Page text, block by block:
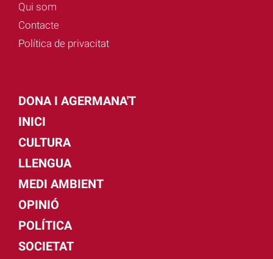
Qui som
Contacte
Política de privacitat
DONA I AGERMANA'T
INICI
CULTURA
LLENGUA
MEDI AMBIENT
OPINIÓ
POLÍTICA
SOCIETAT